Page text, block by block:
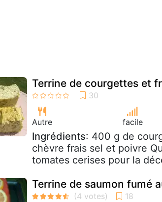
Terrine de courgettes et
Autre facile
Ingrédients: 400 g de
chèvre frais sel et poivre
tomates cerises pour la
Terrine de saumon fumé